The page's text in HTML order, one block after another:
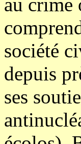
au crime
société
depuis
ses